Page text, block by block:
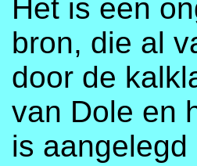
Het is een
bron, die al
door de
van Dole en
is